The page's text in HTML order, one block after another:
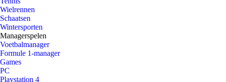
Wielrennen
Schaatsen
Wintersporten
Managerspelen
Voetbalmanager
Formule 1-manager
Games
PC
Playstation 4